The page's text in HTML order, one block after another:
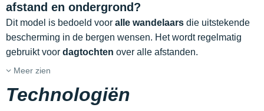
afstand en ondergrond?
Dit model is bedoeld voor alle wandelaars die uitstekende
bescherming in de bergen wensen. Het wordt regelmatig
gebruikt voor dagtochten over alle afstanden.
Meer zien
Technologiën